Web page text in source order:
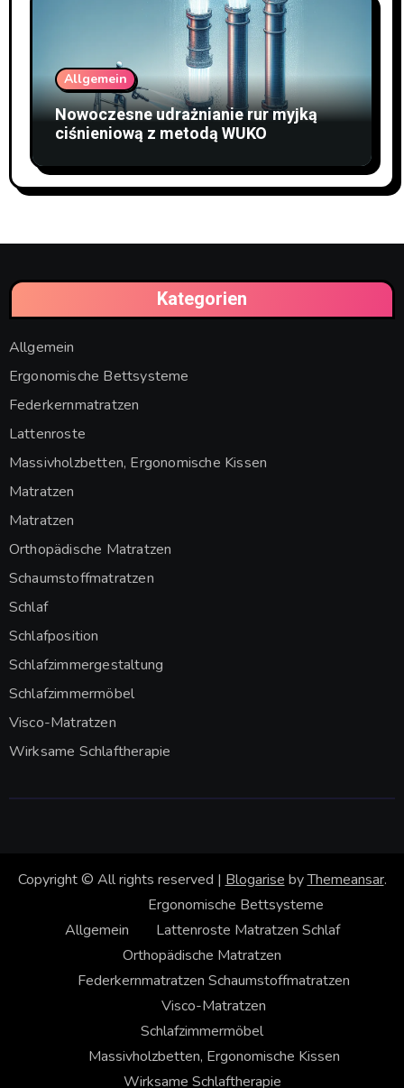
Allgemein
Nowoczesne udrażnianie rur myjką
ciśnieniową z metodą WUKO
Kategorien
Allgemein
Ergonomische Bettsysteme
Federkernmatratzen
Lattenroste
Massivholzbetten, Ergonomische Kissen
Matratzen
Matratzen
Orthopädische Matratzen
Schaumstoffmatratzen
Schlaf
Schlafposition
Schlafzimmergestaltung
Schlafzimmermöbel
Visco-Matratzen
Wirksame Schlaftherapie
Copyright © All rights reserved | Blogarise byThemeansar.
Allgemein
Ergonomische Bettsysteme
Lattenroste Matratzen Schlaf
Orthopädische Matratzen
Federkernmatratzen Schaumstoffmatratzen
Visco-Matratzen
Schlafzimmermöbel
Massivholzbetten, Ergonomische Kissen
Wirksame Schlaftherapie